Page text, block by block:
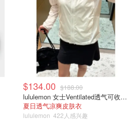
$134.00 $188.00
lululemon 女士Ventilated透气可收纳跑步夹克
夏日透气凉爽皮肤衣
lululemon 422人感兴趣